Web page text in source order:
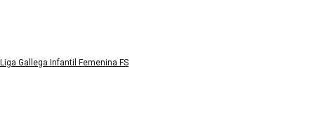
Liga Gallega Infantil Femenina FS